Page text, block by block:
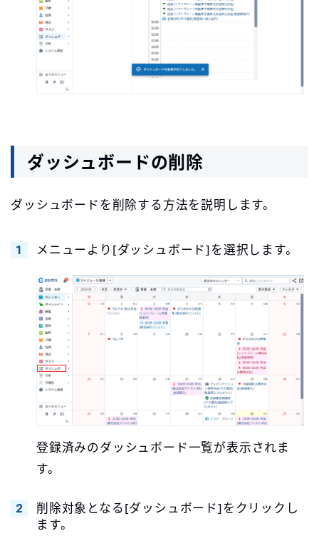
ダッシュボードの削除
ダッシュボードを削除する方法を説明します。
メニューより[ダッシュボード]を選択します。
登録済みのダッシュボード一覧が表示されま
す。
削除対象となる[ダッシュボード]をクリックし
ます。